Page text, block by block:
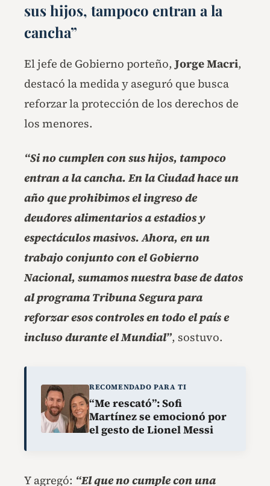
sus hijos, tampoco entran a la
cancha”
El jefe de Gobierno porteño,Jorge Macri,
destacó la medida y aseguró que busca
reforzar la protección de los derechos de
los menores.
“Si no cumplen con sus hijos, tampoco
entran a la cancha. En la Ciudad hace un
año que prohibimos el ingreso de
deudores alimentarios a estadios y
espectáculos masivos. Ahora, en un
trabajo conjunto con el Gobierno
Nacional, sumamos nuestra base de datos
al programa Tribuna Segura para
reforzar esos controles en todo el país e
incluso durante el Mundial”, sostuvo.
RECOMENDADO PARA TI
“Me rescató”: Sofi
Martínez se emocionó por
el gesto de Lionel Messi
Y agregó: “El que no cumple con una